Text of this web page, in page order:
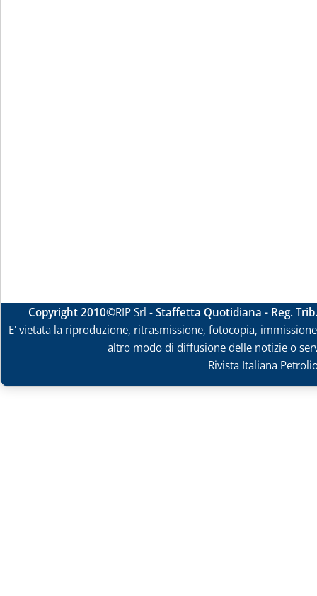
Copyright 2010©RIP Srl -Staffetta Quotidiana - Reg.
E' vietata la riproduzione, ritrasmissione, fotocopia,
altro modo di diffusione delle notizie o
Rivista Italiana